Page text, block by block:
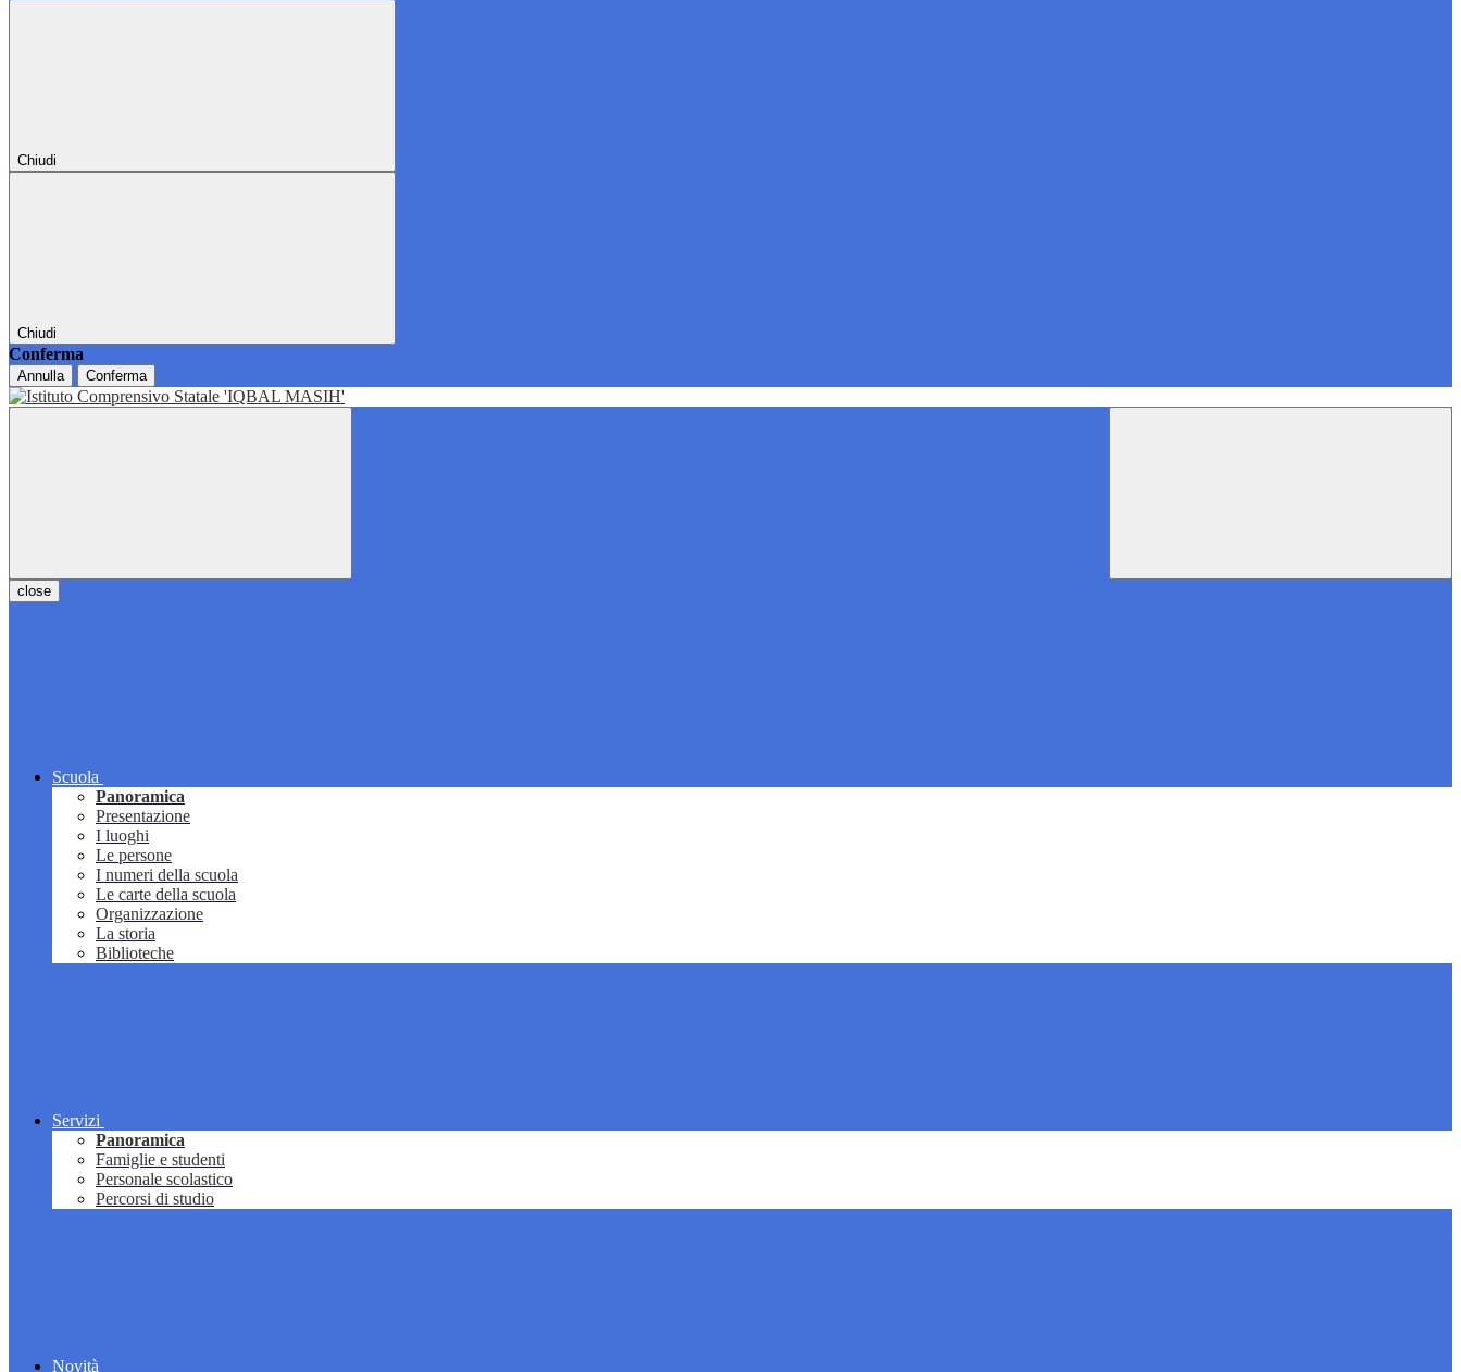
Chiudi
Chiudi
Conferma
Annulla Conferma
close
Scuola
Panoramica
Presentazione
I luoghi
Le persone
I numeri della scuola
Le carte della scuola
Organizzazione
La storia
Biblioteche
Servizi
Panoramica
Famiglie e studenti
Personale scolastico
Percorsi di studio
Novità